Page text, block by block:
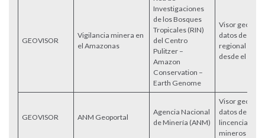
GEOVISOR
Vigilancia minera en
el Amazonas
Investigaciones
de los Bosques
Tropicales (RIN)
del Centro
Pulitzer –
Amazon
Conservation –
Earth Genome
Visor
datos de
regional de la
desde el año
GEOVISOR ANM Geoportal
Agencia Nacional
de Minería (ANM)
Visor
datos de las
lincencias de
mineros a